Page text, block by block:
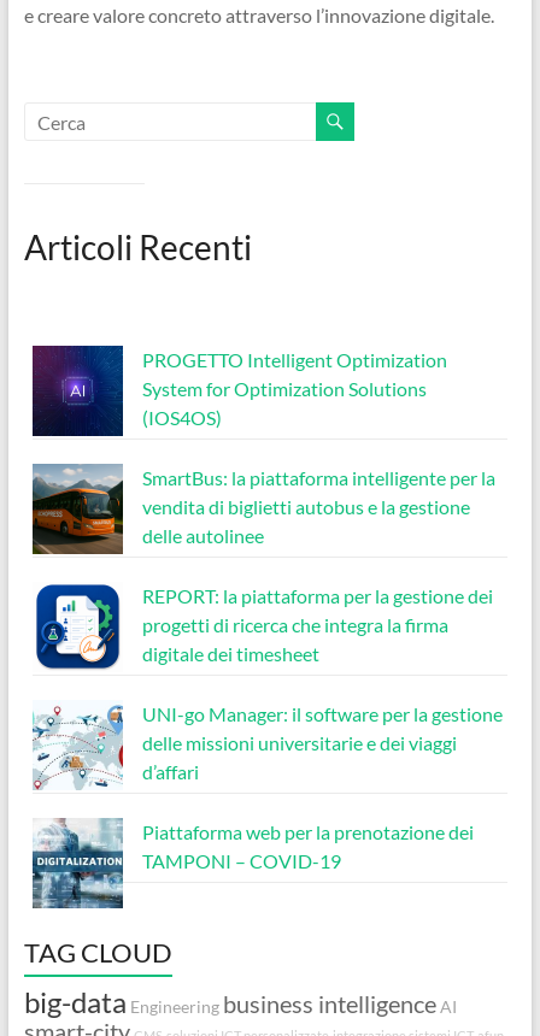
e creare valore concreto attraverso l’innovazione digitale.
Articoli Recenti
PROGETTO Intelligent Optimization
System for Optimization Solutions
(IOS4OS)
SmartBus: la piattaforma intelligente per la
vendita di biglietti autobus e la gestione
delle autolinee
REPORT: la piattaforma per la gestione dei
progetti di ricerca che integra la firma
digitale dei timesheet
UNI-go Manager: il software per la gestione
delle missioni universitarie e dei viaggi
d’affari
Piattaforma web per la prenotazione dei
TAMPONI – COVID-19
TAG CLOUD
big-data Engineering business intelligenceAI